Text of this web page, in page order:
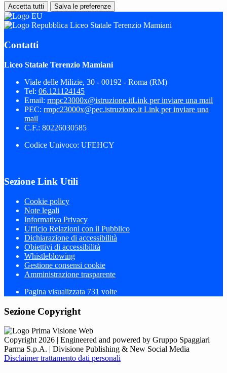
Accetta tutti Salva le preferenze
Liceo Statale Terenzio Mamiani
Contatti
Liceo Statale Terenzio Mamiani
Viale delle Milizie, 30 - 00192 - Roma (RM)
Tel: 06.121124145
Email: rmpc23000x@istruzione.itLink per inviare una mail
PEC: rmpc23000x@pec.istruzione.it Link per inviare una
mail
C.F.: 80226030585
Codice Univoco: UFEHCY
Sezione Link Utili
Cookie policy
Note legali
Informativa Privacy
Ufficio Relazioni con il Pubblico
Dichiarazione di accessibilità
Obiettivi di accessibilità
Whistleblowing
Gestione consensi cookie
Amministrazione trasparente
Pagina visualizzata 731 volte
Sezione Copyright
Copyright 2026 | Engineered and powered by Gruppo Spaggiari
Parma S.p.A. | Divisione Publishing & New Social Media
Disclaimer trattamento dati personali